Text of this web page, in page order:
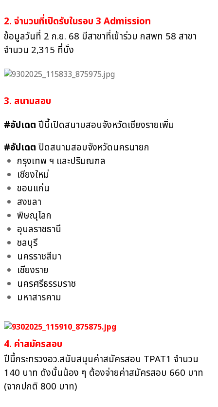
2. จำนวนที่เปิดรับในรอบ 3 Admission
ข้อมูลวันที่ 2 ก.ย. 68 มีสาขาที่เข้าร่วม กสพท 58 สาขา
จำนวน 2,315 ที่นั่ง
3. สนามสอบ
#อัปเดต ปีนี้เปิดสนามสอบจังหวัดเชียงรายเพิ่ม
#อัปเดต ปิดสนามสอบจังหวัดนครนายก
กรุงเทพ ฯ และปริมณฑล
เชียงใหม่
ขอนแก่น
สงขลา
พิษณุโลก
อุบลราชธานี
ชลบุรี
นครราชสีมา
เชียงราย
นครศรีธรรมราช
มหาสารคาม
4. ค่าสมัครสอบ
ปีนี้กระทรวงอว.สนับสนุนค่าสมัครสอบ TPAT1 จำนวน
140 บาท ดังนั้นน้อง ๆ ต้องจ่ายค่าสมัครสอบ 660 บาท
(จากปกติ 800 บาท)